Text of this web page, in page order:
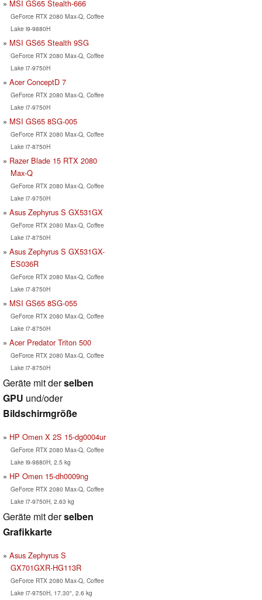
MSI GS65 Stealth-666
GeForce RTX 2080 Max-Q, Coffee
Lake i9-9880H
MSI GS65 Stealth 9SG
GeForce RTX 2080 Max-Q, Coffee
Lake i7-9750H
Acer ConceptD 7
GeForce RTX 2080 Max-Q, Coffee
Lake i7-9750H
MSI GS65 8SG-005
GeForce RTX 2080 Max-Q, Coffee
Lake i7-8750H
Razer Blade 15 RTX 2080
Max-Q
GeForce RTX 2080 Max-Q, Coffee
Lake i7-9750H
Asus Zephyrus S GX531GX
GeForce RTX 2080 Max-Q, Coffee
Lake i7-8750H
Asus Zephyrus S GX531GX-
ES036R
GeForce RTX 2080 Max-Q, Coffee
Lake i7-8750H
MSI GS65 8SG-055
GeForce RTX 2080 Max-Q, Coffee
Lake i7-8750H
Acer Predator Triton 500
GeForce RTX 2080 Max-Q, Coffee
Lake i7-8750H
Geräte mit derselben
GPU und/oder
Bildschirmgröße
HP Omen X 2S 15-dg0004ur
GeForce RTX 2080 Max-Q, Coffee
Lake i9-9880H, 2.5 kg
HP Omen 15-dh0009ng
GeForce RTX 2080 Max-Q, Coffee
Lake i7-9750H, 2.63 kg
Geräte mit derselben
Grafikkarte
Asus Zephyrus S
GX701GXR-HG113R
GeForce RTX 2080 Max-Q, Coffee
Lake i7-9750H, 17.30", 2.6 kg